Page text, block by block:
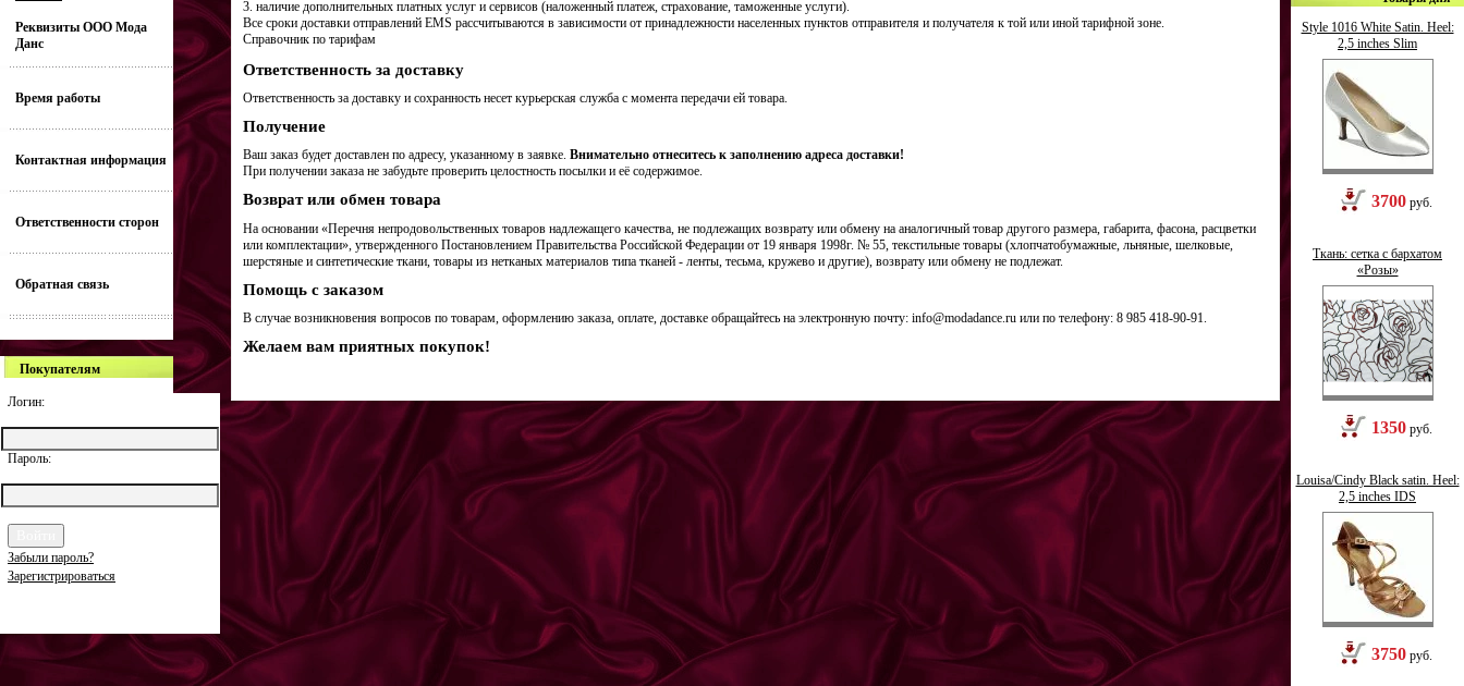
Реквизиты ООО Мода
Данс
Время работы
Контактная информация
Ответственности сторон
Обратная связь
Покупателям
Логин:
Пароль:
Забыли пароль?
Зарегистрироваться
3. наличие дополнительных платных услуг и сервисов (наложенный платеж, страхование, таможенные услуги).
Все сроки доставки отправлений EMS рассчитываются в зависимости от принадлежности населенных пунктов отправителя и получателя к той или иной тарифной зоне.
Справочник по тарифам
Ответственность за доставку
Ответственность за доставку и сохранность несет курьерская служба с момента передачи ей товара.
Получение
Ваш заказ будет доставлен по адресу, указанному в заявке. Внимательно отнеситесь к заполнению адреса доставки!
При получении заказа не забудьте проверить целостность посылки и её содержимое.
Возврат или обмен товара
На основании «Перечня непродовольственных товаров надлежащего качества, не подлежащих возврату или обмену на аналогичный товар другого размера, габарита, фасона, расцветки
или комплектации», утвержденного Постановлением Правительства Российской Федерации от 19 января 1998г. № 55, текстильные товары (хлопчатобумажные, льняные, шелковые,
шерстяные и синтетические ткани, товары из нетканых материалов типа тканей - ленты, тесьма, кружево и другие), возврату или обмену не подлежат.
Помощь с заказом
В случае возникновения вопросов по товарам, оформлению заказа, оплате, доставке обращайтесь на электронную почту: info@modadance.ru или по телефону: 8 985 418-90-91.
Желаем вам приятных покупок!
Style 1016 White Satin. Heel:
2,5 inches Slim
3700 руб.
Ткань: сетка с бархатом
«Розы»
1350 руб.
Louisa/Cindy Black satin. Heel:
2,5 inches IDS
3750 руб.